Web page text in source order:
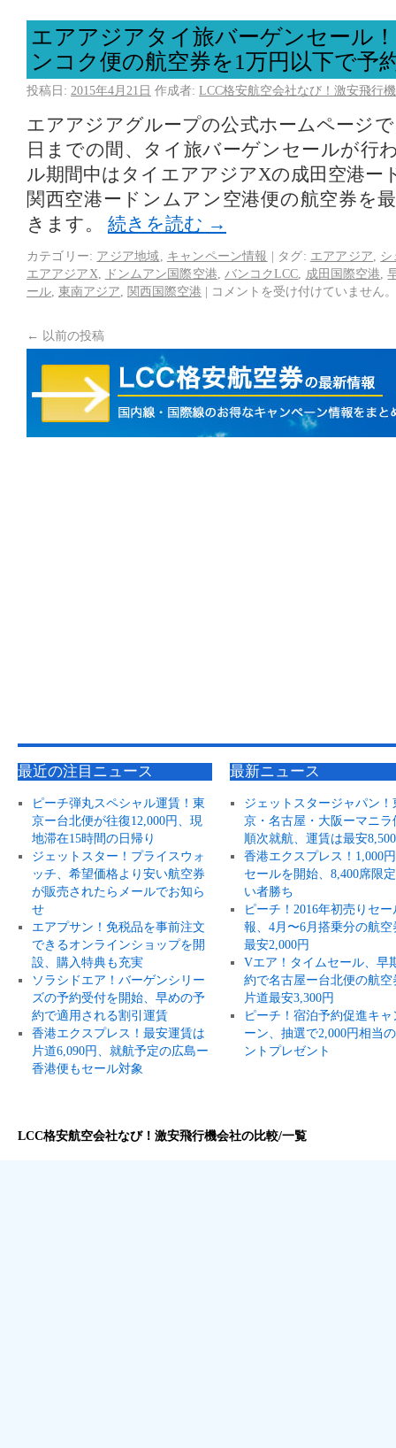
エアアジアタイ旅バーゲンセール
ンコク便の航空券を1万円以下で予
投稿日: 2015年4月21日 作成者: LCC格安航空会社なび！激安飛行
エアアジアグループの公式ホームページ
日までの間、タイ旅バーゲンセールが行
ル期間中はタイエアアジアXの成田空港ー
関西空港ードンムアン空港便の航空券を
きます。 続きを読む →
カテゴリー: アジア地域 キャンペーン情報 | タグ: エアアジア
エアアジアX
ドンムアン国際空港 バンコクLCC 成田国際空港 ,
ール 東南アジア 関西国際空港 | コメントを受け付けていません。
← 以前の投稿
最近の注目ニュース
ピーチ弾丸スペシャル運賃！東
京ー台北便が往復12,000円、現
地滞在15時間の日帰り
ジェットスター！プライスウォ
ッチ、希望価格より安い航空券
が販売されたらメールでお知ら
せ
エアプサン！免税品を事前注文
できるオンラインショップを開
設、購入特典も充実
ソラシドエア！バーゲンシリー
ズの予約受付を開始、早めの予
約で適用される割引運賃
香港エクスプレス！最安運賃は
片道6,090円、就航予定の広島ー
香港便もセール対象
最新ニュース
ジェットスタージャパン！
京・名古屋・大阪ーマニラ
順次就航、運賃は最安
香港エクスプレス！1,000
セールを開始、8,400席限
い者勝ち
ピーチ！2016年初売りセー
報、4月〜6月搭乗分の航空
最安2,000円
Vエア！タイムセール、早
約で名古屋ー台北便の航空
片道最安3,300円
ピーチ！宿泊予約促進キャ
ーン、抽選で2,000円相当
ントプレゼント
LCC格安航空会社なび！激安飛行機会社の比較/一覧